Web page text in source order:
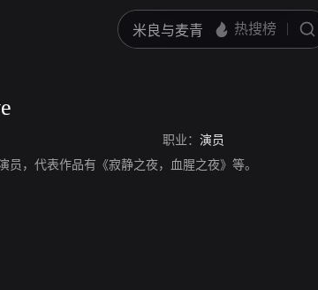
职业： 演员
员，代表作品有《寂静之夜，血腥之夜》等。